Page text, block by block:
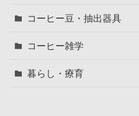
コーヒー豆・抽出器具
コーヒー雑学
暮らし・療育